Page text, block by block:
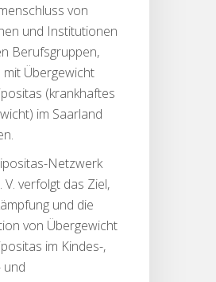
von
und Institutionen
Berufsgruppen,
mit Übergewicht
(krankhaftes
im Saarland
Netzwerk
V. verfolgt das Ziel,
und die
von Übergewicht
im Kindes-,
und